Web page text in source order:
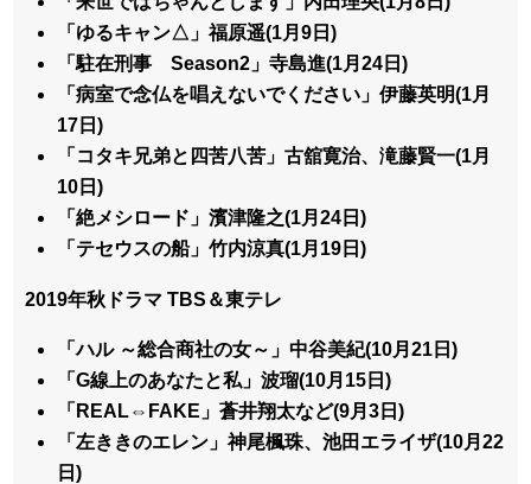
「ゆるキャン△」福原遥(1月9日)
「駐在刑事 Season2」寺島進(1月24日)
「病室で念仏を唱えないでください」伊藤英明(1月
17日)
「コタキ兄弟と四苦八苦」古舘寛治、滝藤賢一(1月
10日)
「絶メシロード」濱津隆之(1月24日)
「テセウスの船」竹内涼真(1月19日)
2019年秋ドラマ TBS＆東テレ
「ハル ～総合商社の女～」中谷美紀(10月21日)
「G線上のあなたと私」波瑠(10月15日)
「REAL⇔FAKE」蒼井翔太など(9月3日)
「左ききのエレン」神尾楓珠、池田エライザ(10月22
日)